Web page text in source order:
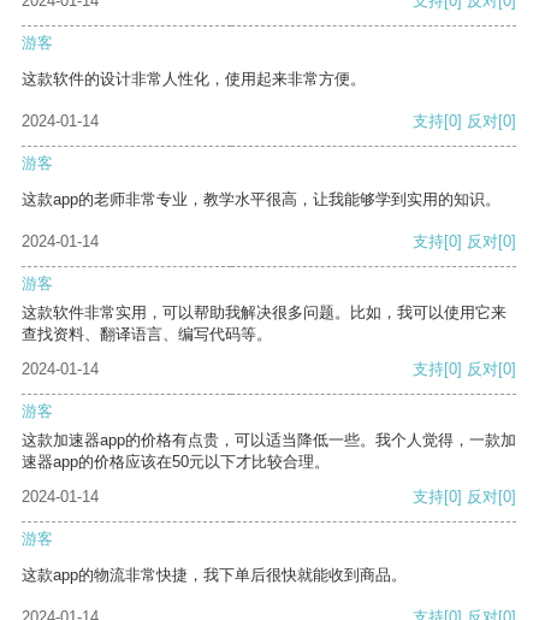
游客
这款软件的设计非常人性化，使用起来非常方便。
2024-01-14 支持[0] 反对[0]
游客
这款app的老师非常专业，教学水平很高，让我能够学到实用的知识。
2024-01-14 支持[0] 反对[0]
游客
这款软件非常实用，可以帮助我解决很多问题。比如，我可以使用它来
查找资料、翻译语言、编写代码等。
2024-01-14
支持[0] 反对[0]
游客
这款加速器app的价格有点贵，可以适当降低一些。我个人觉得，一款加
速器app的价格应该在50元以下才比较合理。
2024-01-14
支持[0] 反对[0]
游客
这款app的物流非常快捷，我下单后很快就能收到商品。